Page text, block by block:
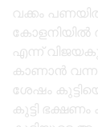
വക്കം
കോളനിയിൽ
എന്ന്
കാണാൻ വന്ന
ശേഷം
കുട്ടി